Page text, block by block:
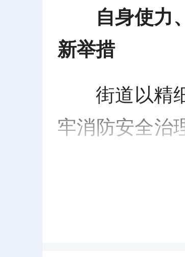
自身使力
新举措
街道以精
牢消防安全治
区组建专项排
检查电动车入